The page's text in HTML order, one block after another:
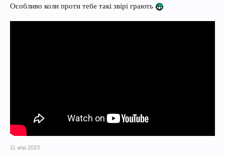
Особливо коли проти тебе такі звірі грають
11 апр 2023